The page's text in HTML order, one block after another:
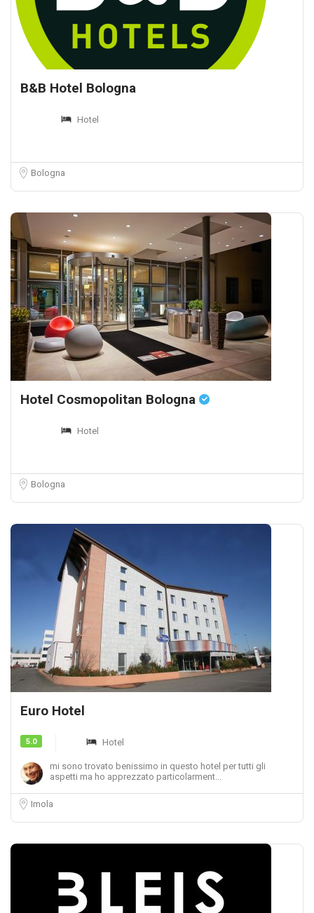
B&B Hotel Bologna
Hotel
Bologna
Hotel Cosmopolitan Bologna
Hotel
Bologna
Euro Hotel
5.0 Hotel
mi sono trovato benissimo in questo hotel per tutti gli
aspetti ma ho apprezzato particolarment...
Imola